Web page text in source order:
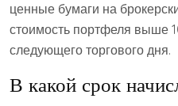
ценные бумаги на
стоимость портфеля выше
следующего торгового дня.
В какой срок